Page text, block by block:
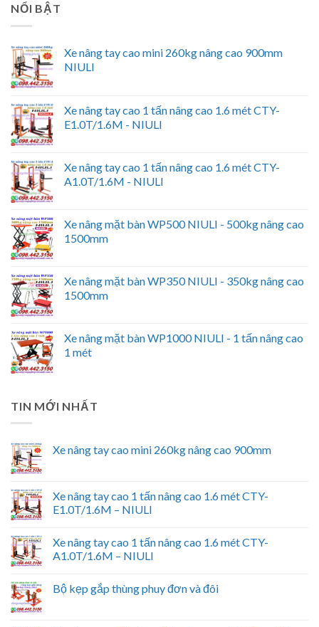
NỔI BẬT
Xe nâng tay cao mini 260kg nâng cao 900mm
NIULI
Xe nâng tay cao 1 tấn nâng cao 1.6 mét CTY-
E1.0T/1.6M - NIULI
Xe nâng tay cao 1 tấn nâng cao 1.6 mét CTY-
A1.0T/1.6M - NIULI
Xe nâng mặt bàn WP500 NIULI - 500kg nâng cao
1500mm
Xe nâng mặt bàn WP350 NIULI - 350kg nâng cao
1500mm
Xe nâng mặt bàn WP1000 NIULI - 1 tấn nâng cao
1 mét
TIN MỚI NHẤT
Xe nâng tay cao mini 260kg nâng cao 900mm
Xe nâng tay cao 1 tấn nâng cao 1.6 mét CTY-
E1.0T/1.6M – NIULI
Xe nâng tay cao 1 tấn nâng cao 1.6 mét CTY-
A1.0T/1.6M – NIULI
Bộ kẹp gắp thùng phuy đơn và đôi